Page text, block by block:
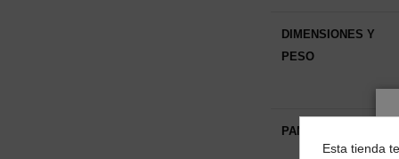
DIMENSIONES Y
PESO
PANTALLA
Esta tienda